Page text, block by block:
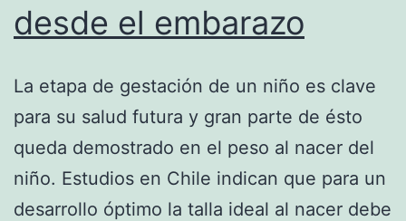
desde el embarazo
La etapa de gestación de un niño es clave
para su salud futura y gran parte de ésto
queda demostrado en el peso al nacer del
niño. Estudios en Chile indican que para un
desarrollo óptimo la talla ideal al nacer debe